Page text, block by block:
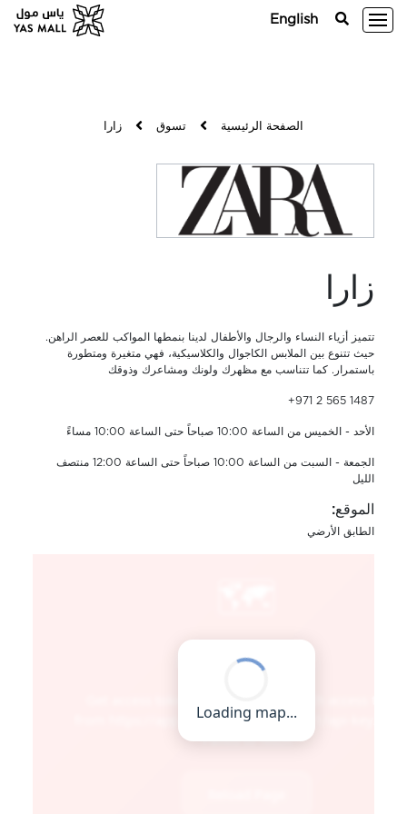
English
الصفحة الرئيسية تسوق زارا
زارا
تتميز أزياء النساء والرجال والأطفال لدينا بنمطها المواكب للعصر الراهن.
حيث تتنوع بين الملابس الكاجوال والكلاسيكية، فهي متغيرة ومتطورة
باستمرار. كما تتناسب مع مظهرك ولونك ومشاعرك وذوقك
+971 2 565 1487
الأحد - الخميس من الساعة 10:00 صباحاً حتى الساعة 10:00 مساءً
الجمعة - السبت من الساعة 10:00 صباحاً حتى الساعة 12:00 منتصف
الليل
الموقع:
الطابق الأرضي